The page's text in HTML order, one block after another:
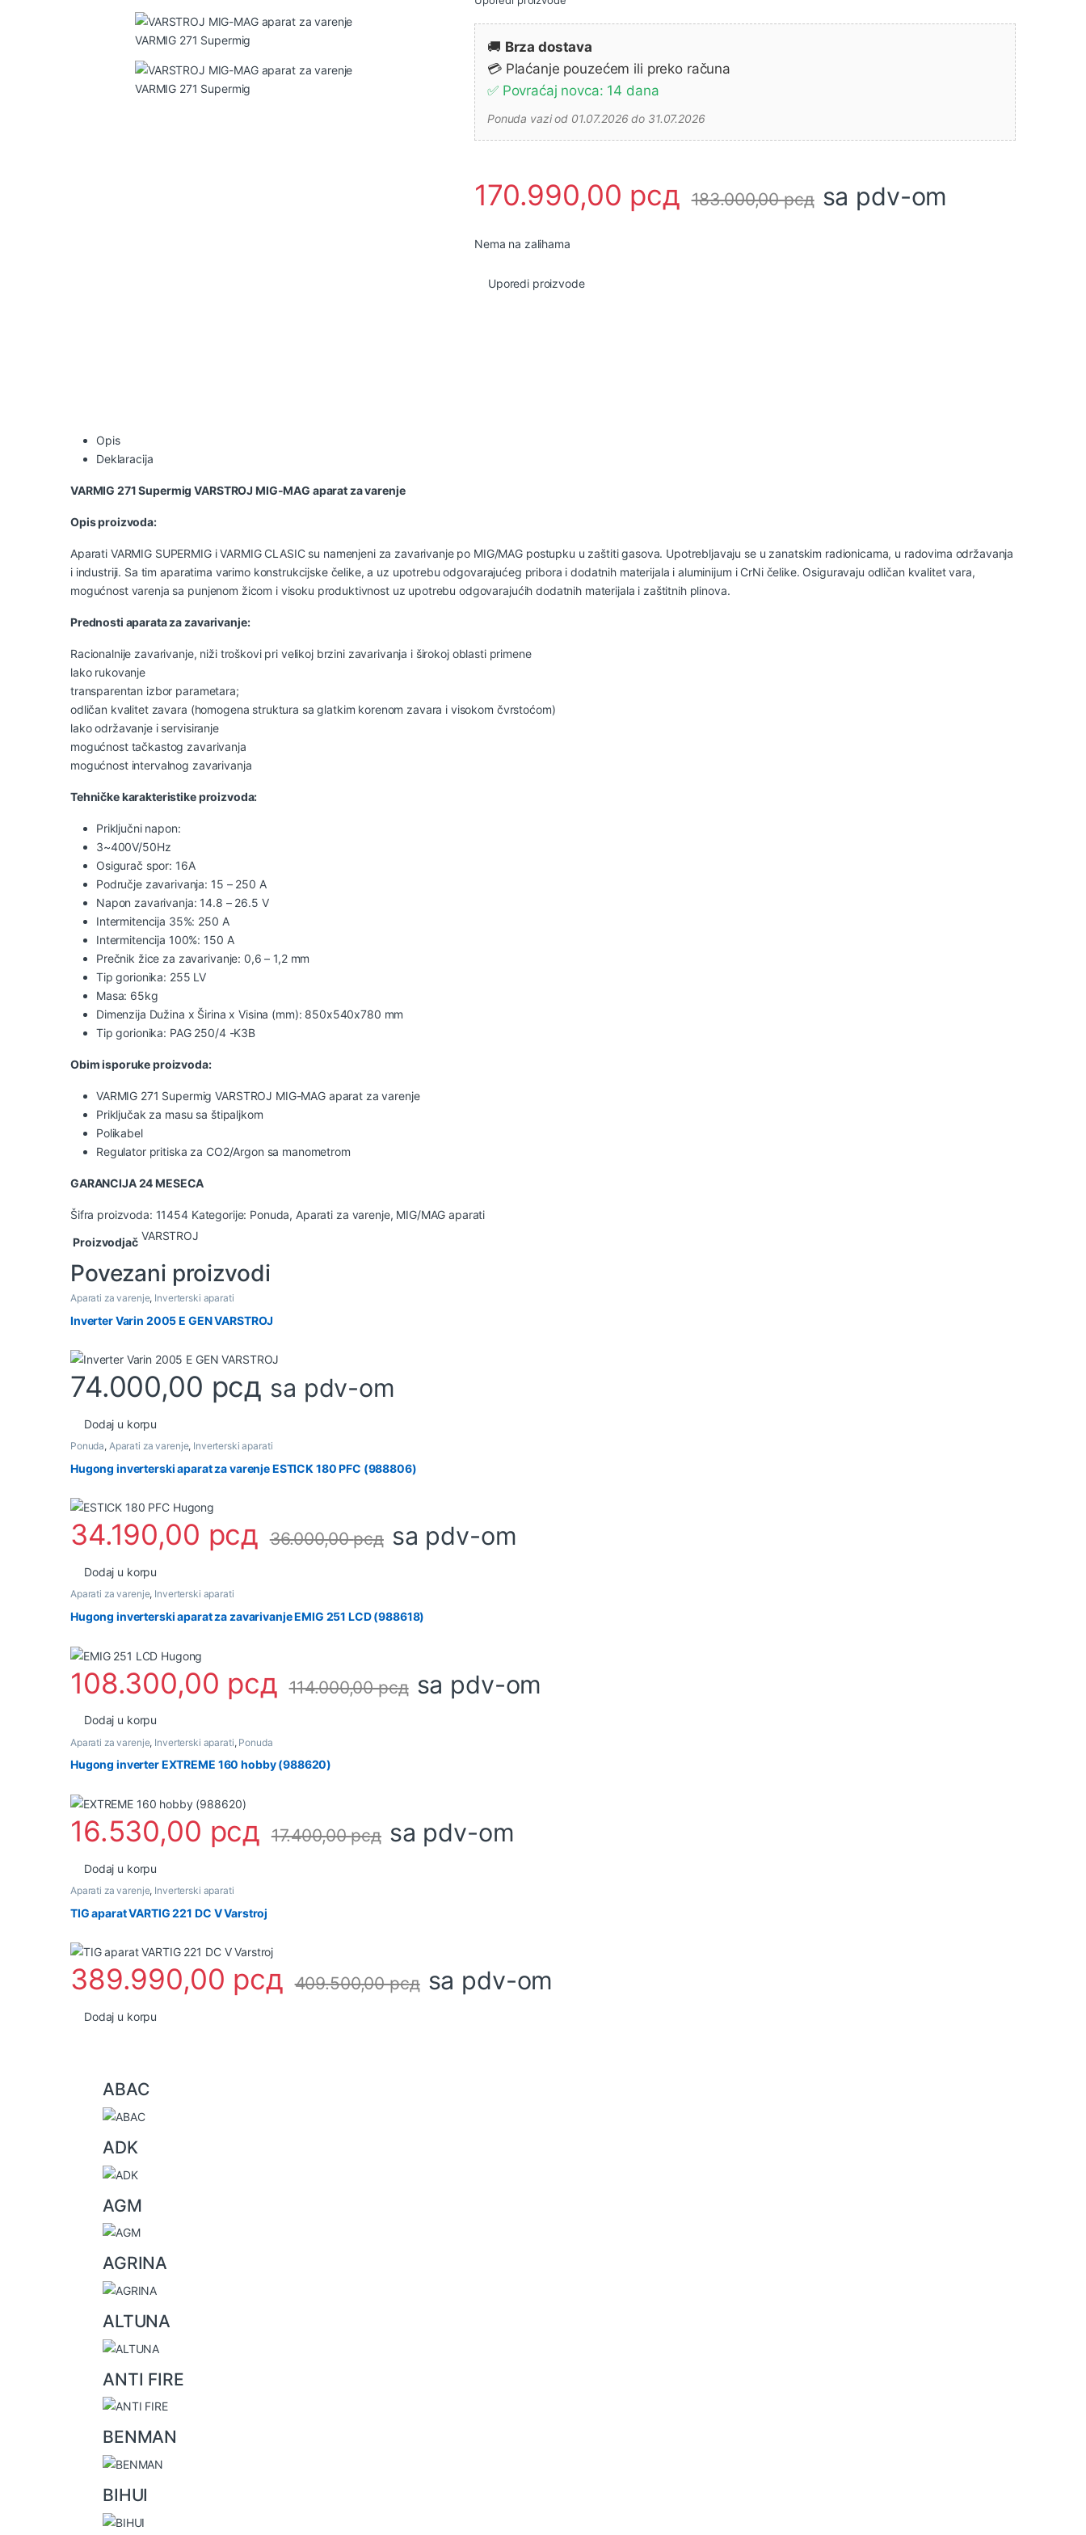
🚚 Brza dostava
💳 Plaćanje pouzećem ili preko računa
✅ Povraćaj novca: 14 dana
Ponuda vazi od 01.07.2026 do 31.07.2026
170.990,00 рсд 183.000,00рсд sa pdv-om
Nema na zalihama
Uporedi proizvode
Opis
Deklaracija
VARMIG 271 Supermig VARSTROJ MIG-MAG aparat za varenje
Opis proizvoda:
Aparati VARMIG SUPERMIG i VARMIG CLASIC su namenjeni za zavarivanje po MIG/MAG postupku u zaštiti gasova. Upotrebljavaju se u zanatskim radionicama, u radovima održavanja
i industriji. Sa tim aparatima varimo konstrukcijske čelike, a uz upotrebu odgovarajućeg pribora i dodatnih materijala i aluminijum i CrNi čelike. Osiguravaju odličan kvalitet vara,
mogućnost varenja sa punjenom žicom i visoku produktivnost uz upotrebu odgovarajućih dodatnih materijala i zaštitnih plinova.
Prednosti aparata za zavarivanje:
Racionalnije zavarivanje, niži troškovi pri velikoj brzini zavarivanja i širokoj oblasti primene
lako rukovanje
transparentan izbor parametara;
odličan kvalitet zavara (homogena struktura sa glatkim korenom zavara i visokom čvrstoćom)
lako održavanje i servisiranje
mogućnost tačkastog zavarivanja
mogućnost intervalnog zavarivanja
Tehničke karakteristike proizvoda:
Priključni napon:
3~400V/50Hz
Osigurač spor: 16A
Područje zavarivanja: 15 – 250 A
Napon zavarivanja: 14.8 – 26.5 V
Intermitencija 35%: 250 A
Intermitencija 100%: 150 A
Prečnik žice za zavarivanje: 0,6 – 1,2 mm
Tip gorionika: 255 LV
Masa: 65kg
Dimenzija Dužina x Širina x Visina (mm): 850x540x780 mm
Tip gorionika: PAG 250/4 -K3B
Obim isporuke proizvoda:
VARMIG 271 SupermigVARSTROJ MIG-MAGaparat za varenje
Priključak za masu sa štipaljkom
Polikabel
Regulator pritiska za CO2/Argon sa manometrom
GARANCIJA 24 MESECA
Šifra proizvoda: 11454 Kategorije: Ponuda, Aparati za varenje, MIG/MAG aparati
Proizvodjač VARSTROJ
Povezani proizvodi
Aparati za varenje, Inverterski aparati
Inverter Varin 2005 E GEN VARSTROJ
74.000,00 рсд sa pdv-om
Dodaj u korpu
Ponuda, Aparati za varenje, Inverterski aparati
Hugong inverterski aparat za varenje ESTICK 180 PFC (988806)
34.190,00 рсд 36.000,00рсд sa pdv-om
Dodaj u korpu
Aparati za varenje, Inverterski aparati
Hugong inverterski aparat za zavarivanje EMIG 251 LCD (988618)
108.300,00 рсд 114.000,00рсд sa pdv-om
Dodaj u korpu
Aparati za varenje, Inverterski aparati, Ponuda
Hugong inverter EXTREME 160 hobby (988620)
16.530,00 рсд 17.400,00рсд sa pdv-om
Dodaj u korpu
Aparati za varenje, Inverterski aparati
TIG aparat VARTIG 221 DC V Varstroj
389.990,00 рсд 409.500,00рсд sa pdv-om
Dodaj u korpu
ABAC
ADK
AGM
AGRINA
ALTUNA
ANTI FIRE
BENMAN
BIHUI